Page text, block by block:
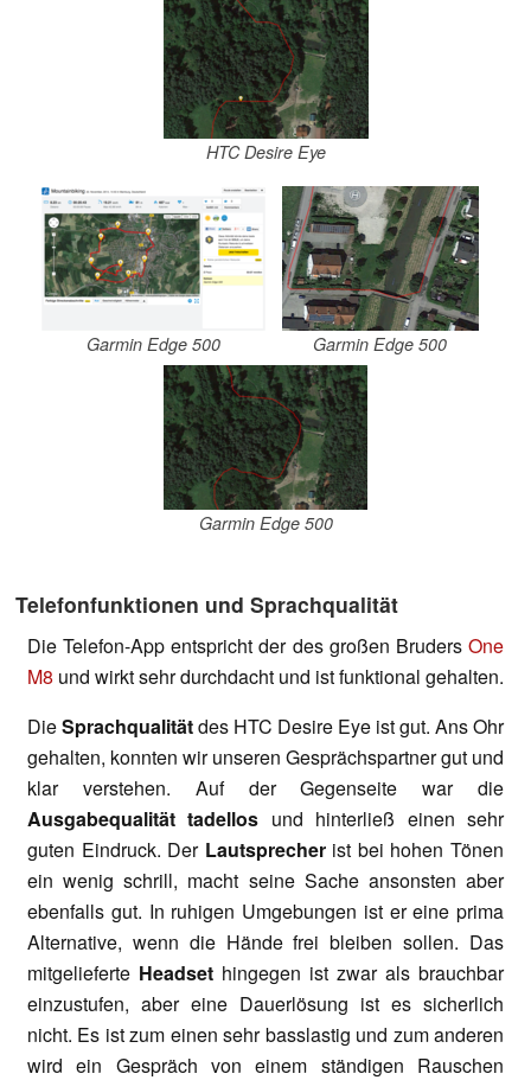
HTC Desire Eye
Garmin Edge 500 Garmin Edge 500
Garmin Edge 500
Telefonfunktionen und Sprachqualität
Die Telefon-App entspricht der des großen Bruders One
M8 und wirkt sehr durchdacht und ist funktional gehalten.
DieSprachqualitätdes HTC Desire Eye ist gut. Ans Ohr
gehalten, konnten wir unseren Gesprächspartner gut und
klar verstehen. Auf der Gegenseite war die
Ausgabequalität tadellos und hinterließ einen sehr
guten Eindruck. Der Lautsprecher ist bei hohen Tönen
ein wenig schrill, macht seine Sache ansonsten aber
ebenfalls gut. In ruhigen Umgebungen ist er eine prima
Alternative, wenn die Hände frei bleiben sollen. Das
mitgelieferte Headset hingegen ist zwar als brauchbar
einzustufen, aber eine Dauerlösung ist es sicherlich
nicht. Es ist zum einen sehr basslastig und zum anderen
wird ein Gespräch von einem ständigen Rauschen